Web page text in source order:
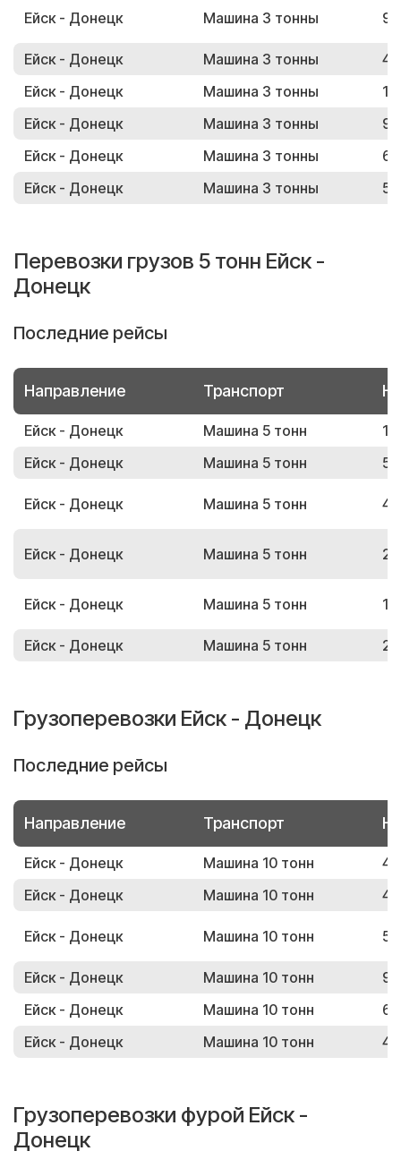
Ейск - Донецк Машина 3 тонны
Ейск - Донецк Машина 3 тонны
Ейск - Донецк
Машина 3 тонны
Ейск - Донецк
Машина 3 тонны
Ейск - Донецк
Машина 3 тонны
Ейск - Донецк
Машина 3 тонны
Перевозки грузов 5 тонн Ейск -
Донецк
Последние рейсы
Направление Транспорт
Ейск - Донецк Машина 5 тонн
Ейск - Донецк
Машина 5 тонн
Ейск - Донецк Машина 5 тонн
Ейск - Донецк Машина 5 тонн
Ейск - Донецк Машина 5 тонн
Ейск - Донецк Машина 5 тонн
Грузоперевозки Ейск - Донецк
Последние рейсы
Направление Транспорт
Ейск - Донецк Машина 10 тонн
Ейск - Донецк
Машина 10 тонн
Ейск - Донецк Машина 10 тонн
Ейск - Донецк Машина 10 тонн
Ейск - Донецк
Машина 10 тонн
Ейск - Донецк
Машина 10 тонн
Грузоперевозки фурой Ейск -
Донецк